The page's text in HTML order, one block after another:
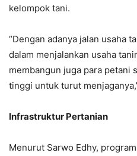
kelompok tani.
“Dengan adanya jalan usaha
dalam menjalankan usaha
membangun juga para petani
tinggi untuk turut
Infrastruktur Pertanian
Menurut Sarwo Edhy,